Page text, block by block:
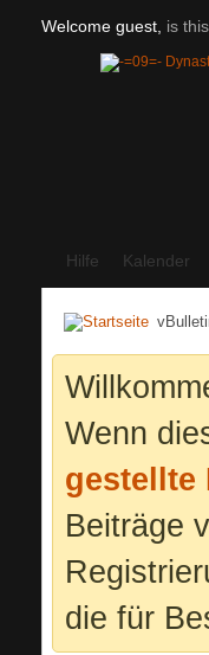
Welcome guest, is
Hilfe Kalender
Wenn
gestellte
Beiträge
die für